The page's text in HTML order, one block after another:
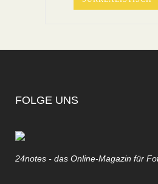
FOLGE UNS
24notes - das Online-Magazin für